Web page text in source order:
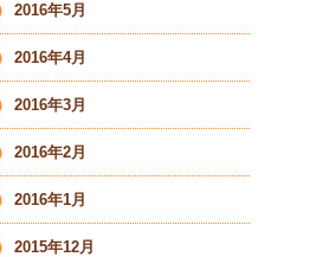
2016年5月
2016年4月
2016年3月
2016年2月
2016年1月
2015年12月